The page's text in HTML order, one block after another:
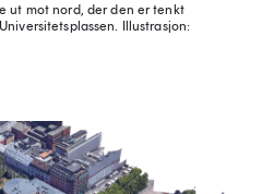
ut mot nord, der den er tenkt
Illustrasjon: